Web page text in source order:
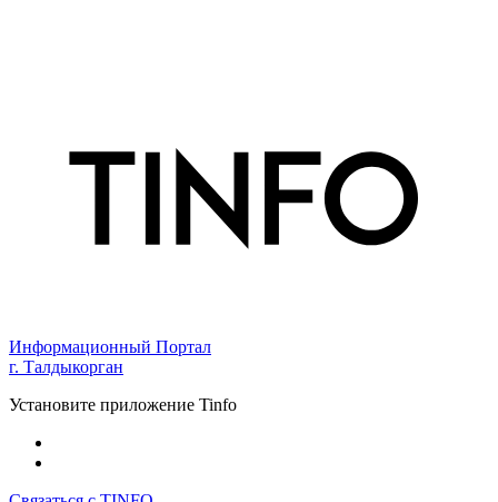
Информационный Портал
г. Талдыкорган
Установите приложение Tinfo